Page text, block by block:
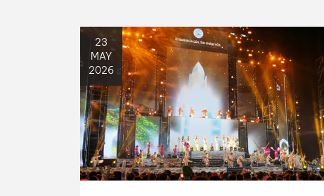
tuyệt tác kiến trúc từ xứ sở
Kauthara đến Panduranga.
23
MAY
2026